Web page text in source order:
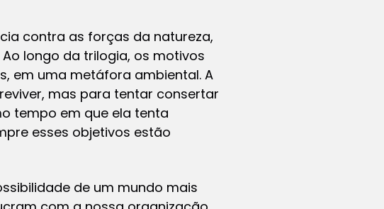
contra as forças da natureza,
longo da trilogia, os motivos
em uma metáfora ambiental. A
mas para tentar consertar
tempo em que ela tenta
esses objetivos estão
de um mundo mais